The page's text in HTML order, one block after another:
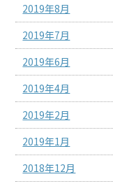
2019年8月
2019年7月
2019年6月
2019年4月
2019年2月
2019年1月
2018年12月